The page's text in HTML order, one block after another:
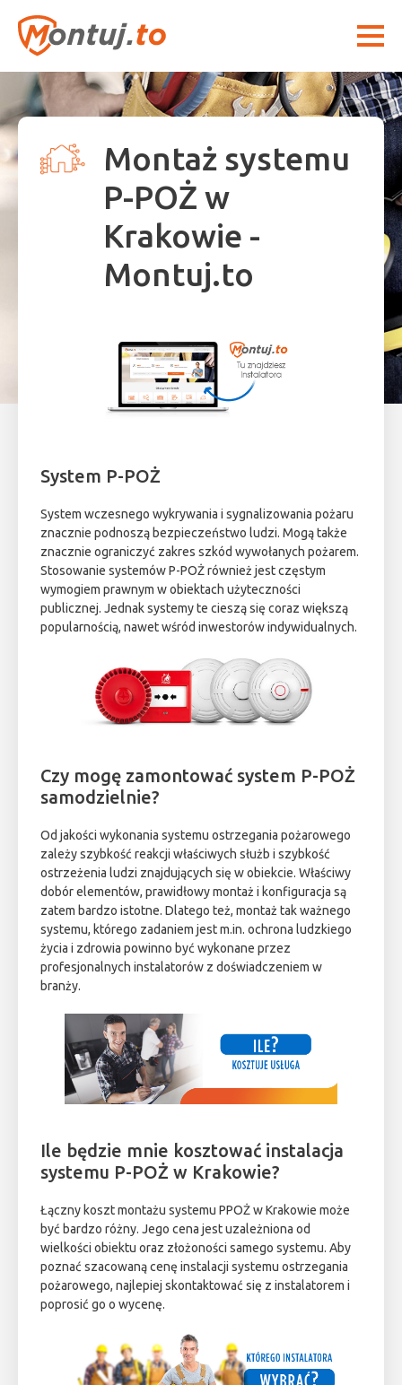
Montaż systemu
P-POŻ w
Krakowie -
Montuj.to
System P-POŻ
System wczesnego wykrywania i sygnalizowania pożaru
znacznie podnoszą bezpieczeństwo ludzi. Mogą także
znacznie ograniczyć zakres szkód wywołanych pożarem.
Stosowanie systemów P-POŻ również jest częstym
wymogiem prawnym w obiektach użyteczności
publicznej. Jednak systemy te cieszą się coraz większą
popularnością, nawet wśród inwestorów indywidualnych.
Czy mogę zamontować system P-POŻ
samodzielnie?
Od jakości wykonania systemu ostrzegania pożarowego
zależy szybkość reakcji właściwych służb i szybkość
ostrzeżenia ludzi znajdujących się w obiekcie. Właściwy
dobór elementów, prawidłowy montaż i konfiguracja są
zatem bardzo istotne. Dlatego też, montaż tak ważnego
systemu, którego zadaniem jest m.in. ochrona ludzkiego
życia i zdrowia powinno być wykonane przez
profesjonalnych instalatorów z doświadczeniem w
branży.
Ile będzie mnie kosztować instalacja
systemu P-POŻ w Krakowie?
Łączny koszt montażu systemu PPOŻ w Krakowie może
być bardzo różny. Jego cena jest uzależniona od
wielkości obiektu oraz złożoności samego systemu. Aby
poznać szacowaną cenę instalacji systemu ostrzegania
pożarowego, najlepiej skontaktować się z instalatorem i
poprosić go o wycenę.